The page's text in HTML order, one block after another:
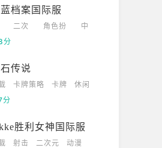
档案国际服
二次
角色扮
中
分
传说
卡牌策略 卡牌
休闲
分
胜利女神国际服
射击 二次元
动漫